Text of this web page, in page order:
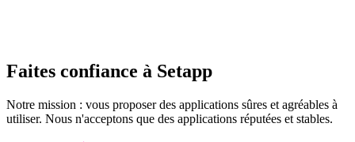
Faites confiance à Setapp
Notre mission : vous proposer des applications sûres et agréables à
utiliser. Nous n'acceptons que des applications réputées et stables.